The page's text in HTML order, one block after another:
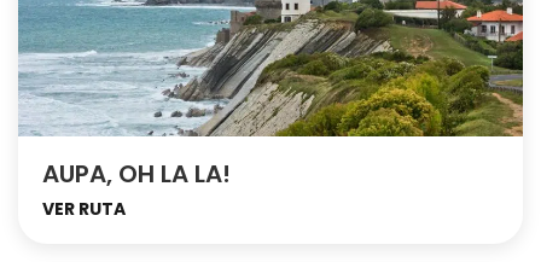
AUPA, OH LA LA!
VER RUTA